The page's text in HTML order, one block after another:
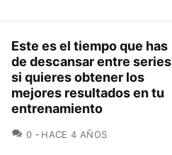
Este es el tiempo que has
de descansar entre series
si quieres obtener los
mejores resultados en tu
entrenamiento
0 COMENTARIOS
HACE 4 AÑOS